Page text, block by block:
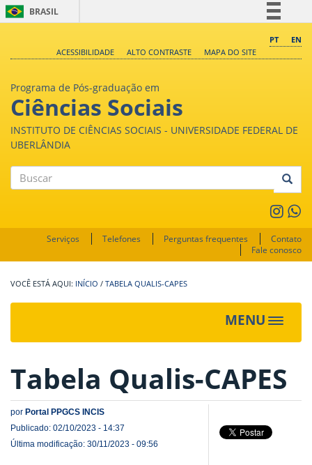
BRASIL
Comunica BR
PT
EN
ACESSIBILIDADE
ALTO CONTRASTE MAPA DO SITE
Programa de Pós-graduação em
Ciências Sociais
INSTITUTO DE CIÊNCIAS SOCIAIS - UNIVERSIDADE FEDERAL DE
UBERLÂNDIA
Serviços Telefones Perguntas frequentes
Contato
Fale conosco
INÍCIO / TABELA QUALIS-CAPES
MENU
Toggle
Tabela Qualis-CAPES
por Portal PPGCS INCIS
Publicado: 02/10/2023 - 14:37
Última modificação: 30/11/2023 - 09:56